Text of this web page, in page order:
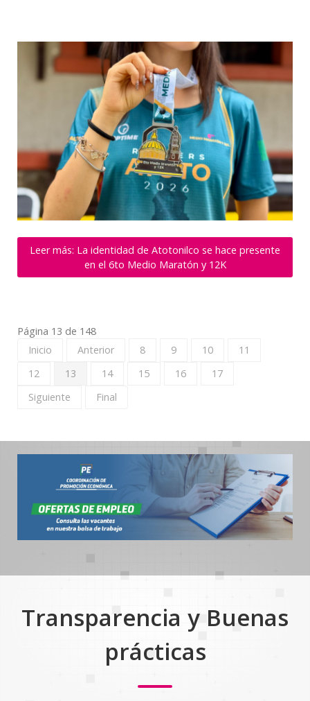
Leer más: La identidad de Atotonilco se hace presente
en el 6to Medio Maratón y 12K
Página 13 de 148
Inicio
Anterior 8 9 10
11
12
13 14 15 16
17
Siguiente
Final
Transparencia y Buenas
prácticas